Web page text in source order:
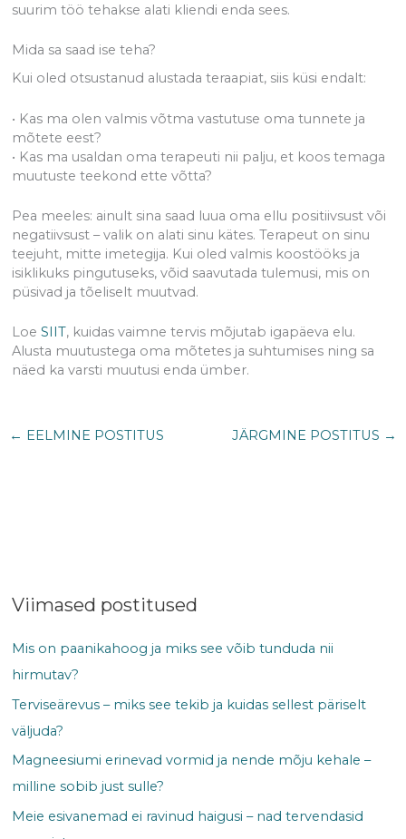
suurim töö tehakse alati kliendi enda sees.
Mida sa saad ise teha?
Kui oled otsustanud alustada teraapiat, siis küsi endalt:
• Kas ma olen valmis võtma vastutuse oma tunnete ja
mõtete eest?
• Kas ma usaldan oma terapeuti nii palju, et koos temaga
muutuste teekond ette võtta?
Pea meeles: ainult sina saad luua oma ellu positiivsust või
negatiivsust – valik on alati sinu kätes. Terapeut on sinu
teejuht, mitte imetegija. Kui oled valmis koostööks ja
isiklikuks pingutuseks, võid saavutada tulemusi, mis on
püsivad ja tõeliselt muutvad.
Loe SIIT, kuidas vaimne tervis mõjutab igapäeva elu.
Alusta muutustega oma mõtetes ja suhtumises ning sa
näed ka varsti muutusi enda ümber.
← EELMINE POSTITUS JÄRGMINE POSTITUS →
Viimased postitused
Mis on paanikahoog ja miks see võib tunduda nii
hirmutav?
Terviseärevus – miks see tekib ja kuidas sellest päriselt
väljuda?
Magneesiumi erinevad vormid ja nende mõju kehale –
milline sobib just sulle?
Meie esivanemad ei ravinud haigusi – nad tervendasid